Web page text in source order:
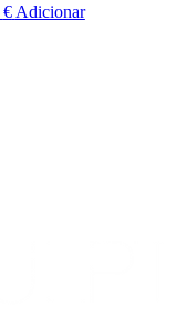
€ Adicionar